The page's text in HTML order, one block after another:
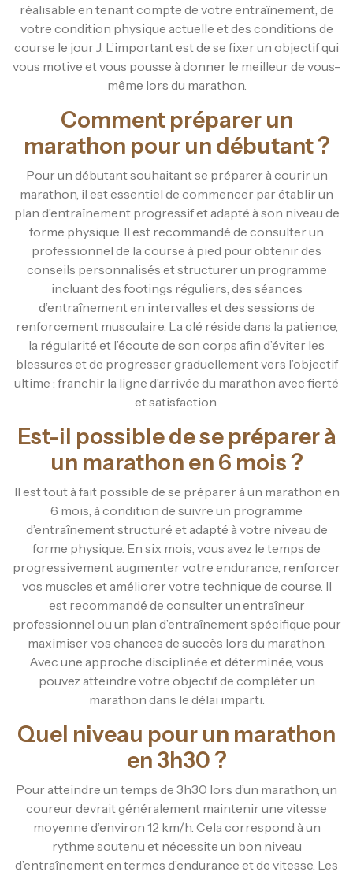
réalisable en tenant compte de votre entraînement, de
votre condition physique actuelle et des conditions de
course le jour J. L’important est de se fixer un objectif qui
vous motive et vous pousse à donner le meilleur de vous-
même lors du marathon.
Comment préparer un
marathon pour un débutant ?
Pour un débutant souhaitant se préparer à courir un
marathon, il est essentiel de commencer par établir un
plan d’entraînement progressif et adapté à son niveau de
forme physique. Il est recommandé de consulter un
professionnel de la course à pied pour obtenir des
conseils personnalisés et structurer un programme
incluant des footings réguliers, des séances
d’entraînement en intervalles et des sessions de
renforcement musculaire. La clé réside dans la patience,
la régularité et l’écoute de son corps afin d’éviter les
blessures et de progresser graduellement vers l’objectif
ultime : franchir la ligne d’arrivée du marathon avec fierté
et satisfaction.
Est-il possible de se préparer à
un marathon en 6 mois ?
Il est tout à fait possible de se préparer à un marathon en
6 mois, à condition de suivre un programme
d’entraînement structuré et adapté à votre niveau de
forme physique. En six mois, vous avez le temps de
progressivement augmenter votre endurance, renforcer
vos muscles et améliorer votre technique de course. Il
est recommandé de consulter un entraîneur
professionnel ou un plan d’entraînement spécifique pour
maximiser vos chances de succès lors du marathon.
Avec une approche disciplinée et déterminée, vous
pouvez atteindre votre objectif de compléter un
marathon dans le délai imparti.
Quel niveau pour un marathon
en 3h30 ?
Pour atteindre un temps de 3h30 lors d’un marathon, un
coureur devrait généralement maintenir une vitesse
moyenne d’environ 12 km/h. Cela correspond à un
rythme soutenu et nécessite un bon niveau
d’entraînement en termes d’endurance et de vitesse. Les